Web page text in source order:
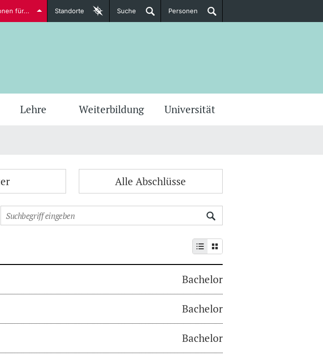
für... Standorte Suche Personen
Lehre Weiterbildung Universität
Alle Abschlüsse
Bachelor
Bachelor
Bachelor